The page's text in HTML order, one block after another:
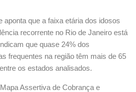
aponta que a faixa etária dos idosos
recorrente no Rio de Janeiro está
que quase 24% dos
frequentes na região têm mais de 65
os estados analisados.
Assertiva de Cobrança e